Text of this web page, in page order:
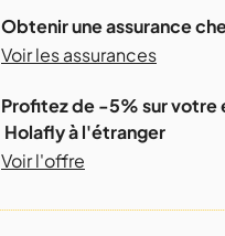
Obtenir une assurance
Voir les assurances
Profitez de -5% sur votre
Holafly à l'étranger
Voir l'offre